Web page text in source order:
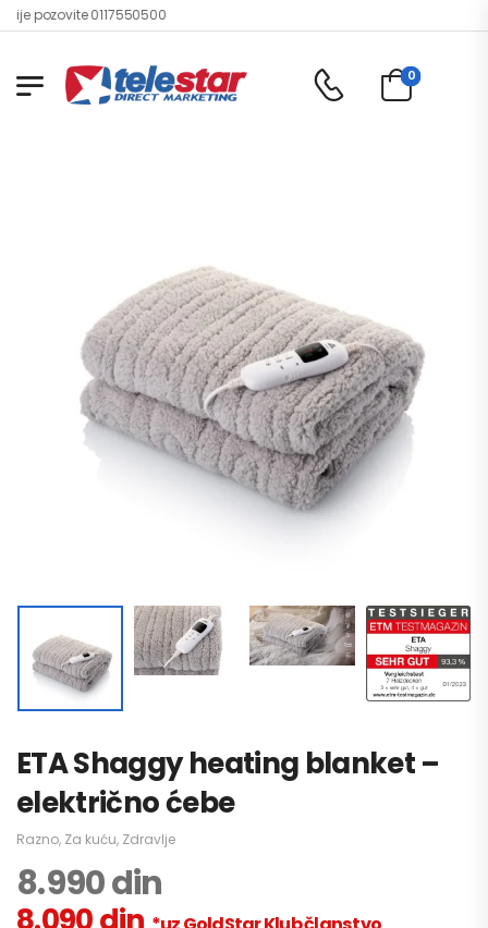
0117550500
0
ETA Shaggy heating blanket –
električno ćebe
Razno, Za kuću, Zdravlje
8.990din
8.090din